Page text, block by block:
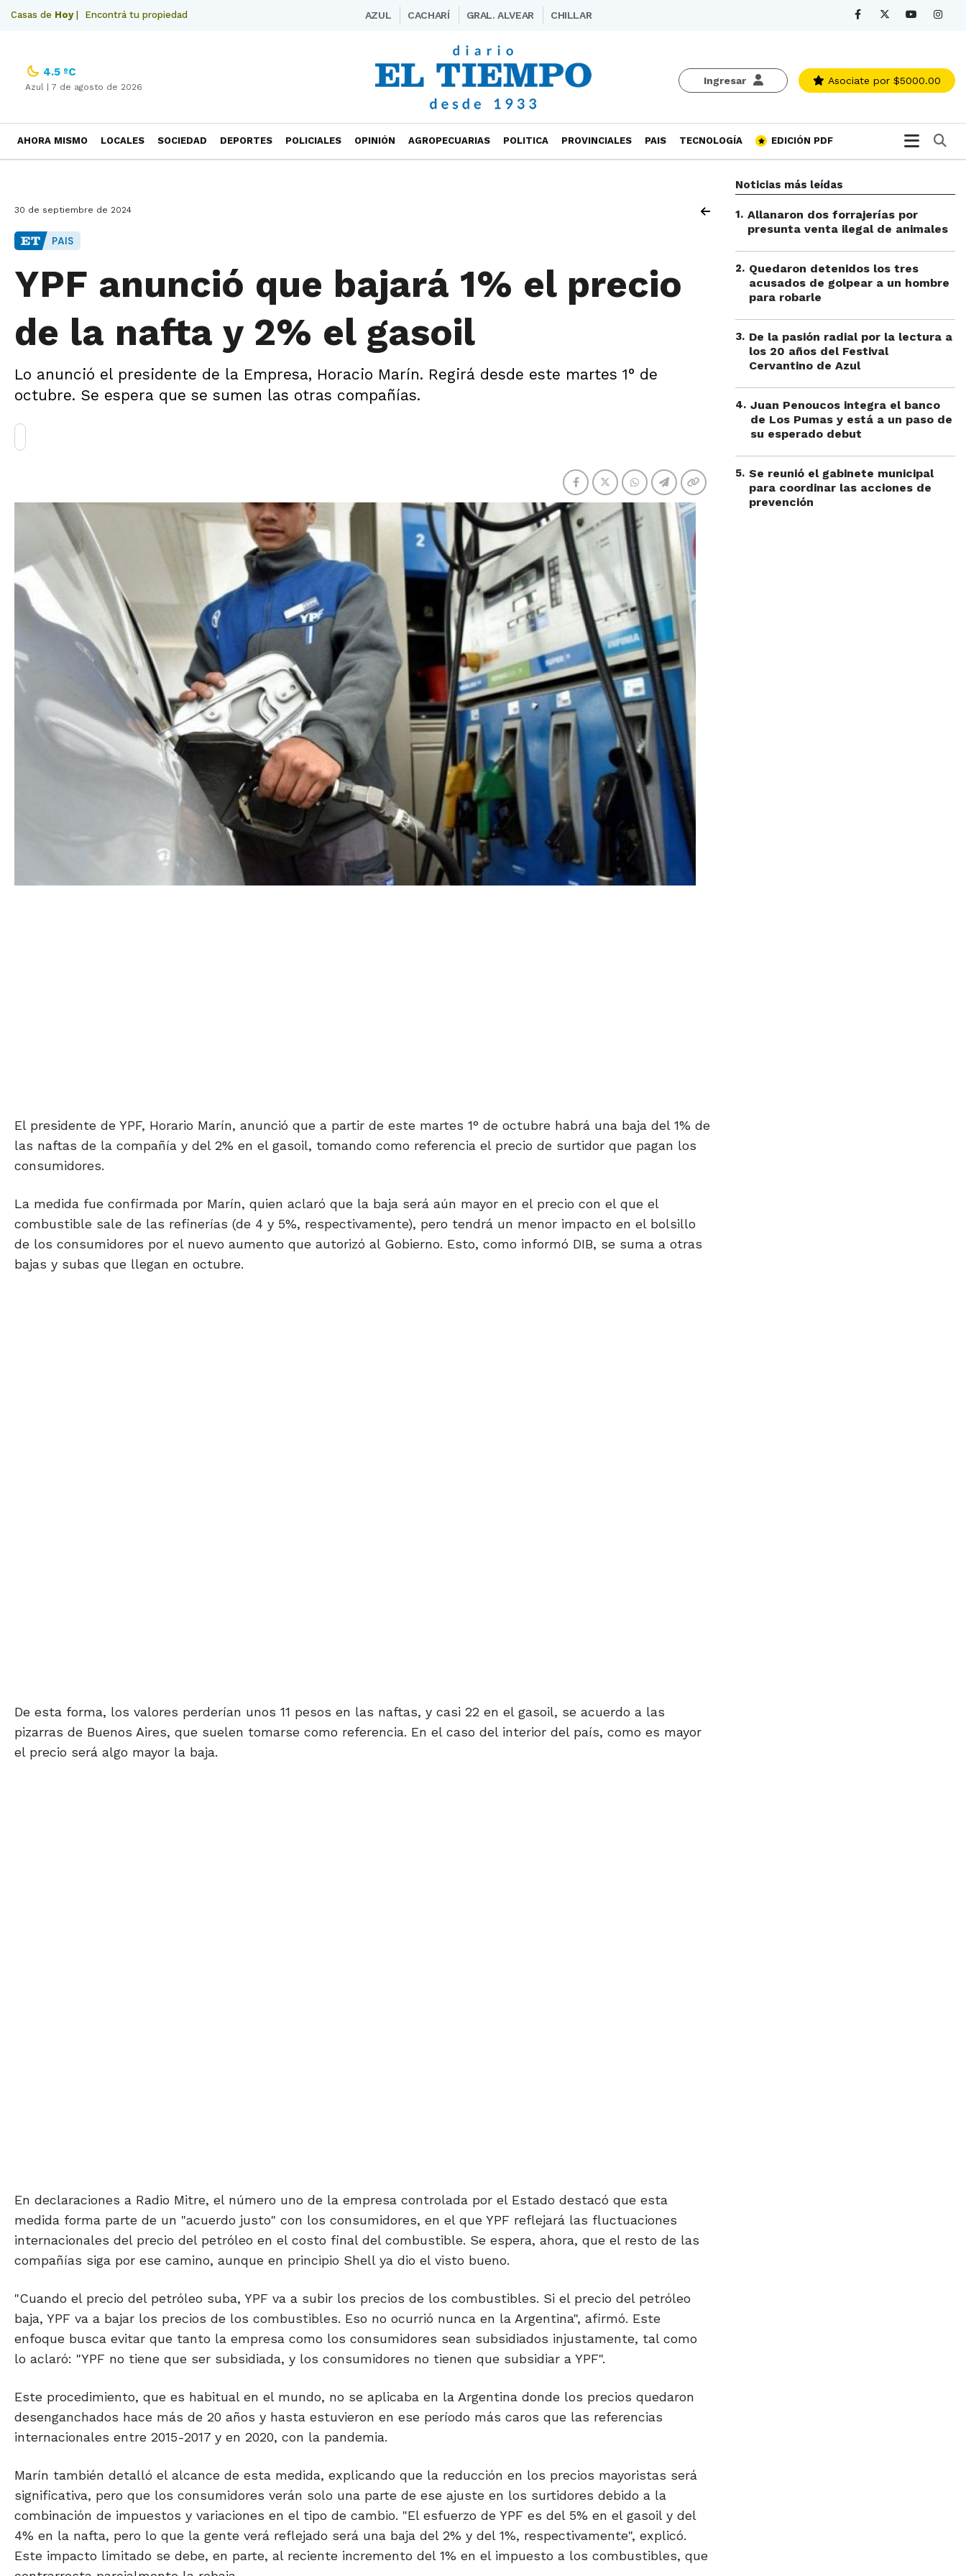
Casas de Hoy| Encontrá tu propiedad AZUL CACHARÍ GRAL. ALVEAR CHILLAR
Ingresar Asociate por $5000.00
4.5 ºC
Azul | 7 de agosto de 2026
AHORA MISMO LOCALES SOCIEDAD DEPORTES POLICIALES OPINIÓN AGROPECUARIAS POLITICA PROVINCIALES PAIS TECNOLOGÍA EDICIÓN PDF
30 de septiembre de 2024
PAIS
YPF anunció que bajará 1% el precio
de la nafta y 2% el gasoil
Lo anunció el presidente de la Empresa, Horacio Marín. Regirá desde este martes 1° de
octubre. Se espera que se sumen las otras compañías.
El presidente de YPF, Horario Marín, anunció que a partir de este martes 1° de octubre habrá una baja del 1% de
las naftas de la compañía y del 2% en el gasoil, tomando como referencia el precio de surtidor que pagan los
consumidores.
La medida fue confirmada por Marín, quien aclaró que la baja será aún mayor en el precio con el que el
combustible sale de las refinerías (de 4 y 5%, respectivamente), pero tendrá un menor impacto en el bolsillo
de los consumidores por el nuevo aumento que autorizó al Gobierno. Esto, como informó DIB, se suma a otras
bajas y subas que llegan en octubre.
De esta forma, los valores perderían unos 11 pesos en las naftas, y casi 22 en el gasoil, se acuerdo a las
pizarras de Buenos Aires, que suelen tomarse como referencia. En el caso del interior del país, como es mayor
el precio será algo mayor la baja.
En declaraciones a Radio Mitre, el número uno de la empresa controlada por el Estado destacó que esta
medida forma parte de un "acuerdo justo" con los consumidores, en el que YPF reflejará las fluctuaciones
internacionales del precio del petróleo en el costo final del combustible. Se espera, ahora, que el resto de las
compañías siga por ese camino, aunque en principio Shell ya dio el visto bueno.
"Cuando el precio del petróleo suba, YPF va a subir los precios de los combustibles. Si el precio del petróleo
baja, YPF va a bajar los precios de los combustibles. Eso no ocurrió nunca en la Argentina", afirmó. Este
enfoque busca evitar que tanto la empresa como los consumidores sean subsidiados injustamente, tal como
lo aclaró: "YPF no tiene que ser subsidiada, y los consumidores no tienen que subsidiar a YPF".
Este procedimiento, que es habitual en el mundo, no se aplicaba en la Argentina donde los precios quedaron
desenganchados hace más de 20 años y hasta estuvieron en ese período más caros que las referencias
internacionales entre 2015-2017 y en 2020, con la pandemia.
Marín también detalló el alcance de esta medida, explicando que la reducción en los precios mayoristas será
significativa, pero que los consumidores verán solo una parte de ese ajuste en los surtidores debido a la
combinación de impuestos y variaciones en el tipo de cambio. "El esfuerzo de YPF es del 5% en el gasoil y del
4% en la nafta, pero lo que la gente verá reflejado será una baja del 2% y del 1%, respectivamente", explicó.
Este impacto limitado se debe, en parte, al reciente incremento del 1% en el impuesto a los combustibles, que
Noticias más leídas
1. Allanaron dos forrajerías por
presunta venta ilegal de animales
2. Quedaron detenidos los tres
acusados de golpear a un hombre
para robarle
3. De la pasión radial por la lectura a
los 20 años del Festival
Cervantino de Azul
4. Juan Penoucos integra el banco
de Los Pumas y está a un paso de
su esperado debut
5. Se reunió el gabinete municipal
para coordinar las acciones de
prevención